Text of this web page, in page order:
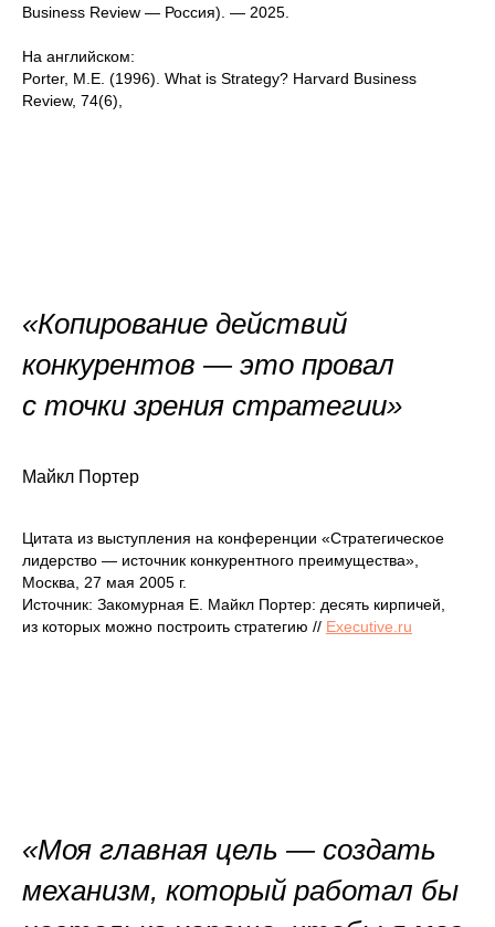
Business Review — Россия). — 2025.
На английском:
Porter, M.E. (1996). What is Strategy? Harvard Business
Review, 74(6),
«Копирование действий
конкурентов — это провал
с точки зрения стратегии»
Майкл Портер
Цитата из выступления на конференции «Стратегическое
лидерство — источник конкурентного преимущества»,
Москва, 27 мая 2005 г.
Источник: Закомурная Е. Майкл Портер: десять кирпичей,
из которых можно построить стратегию // Executive.ru
«Моя главная цель — создать
механизм, который работал бы